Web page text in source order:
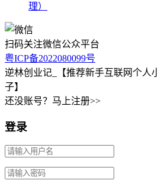
理）
扫码关注微信公众平台
粤ICP备2022080099号
逆林创业记_【推荐新手互联网个人
子】
还没账号？马上注册>>
登录